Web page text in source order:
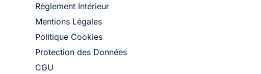
Règlement Intérieur
Mentions Légales
Politique Cookies
Protection des Données
CGU